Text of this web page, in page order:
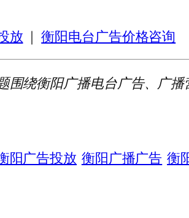
放 ｜衡阳电台广告价格咨询
绕衡阳广播电台广告、广播
阳广告投放 衡阳广播广告 衡